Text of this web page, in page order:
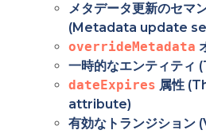
メタデータ更新のセマ
(Metadata update
overrideMetadata
一時的なエンティテ
dateExpires 属性
attribute)
有効なトランジショ